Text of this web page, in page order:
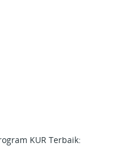
KUR Terbaik: